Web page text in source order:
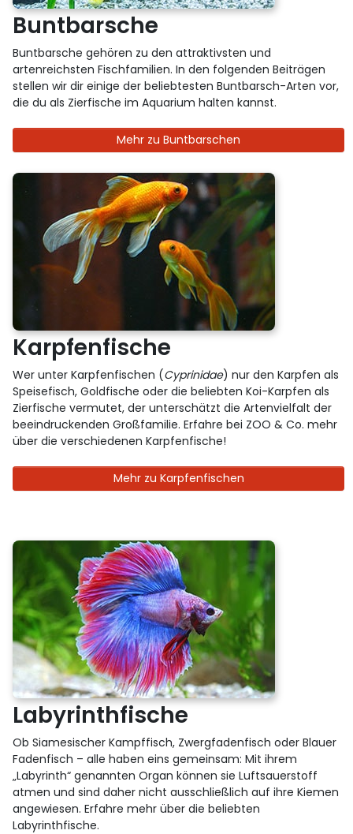
Buntbarsche
Buntbarsche gehören zu den attraktivsten und
artenreichsten Fischfamilien. In den folgenden Beiträgen
stellen wir dir einige der beliebtesten Buntbarsch-Arten vor,
die du als Zierfische im Aquarium halten kannst.
Mehr zu Buntbarschen
Karpfenfische
Wer unter Karpfenfischen (Cyprinidae) nur den Karpfen als
Speisefisch, Goldfische oder die beliebten Koi-Karpfen als
Zierfische vermutet, der unterschätzt die Artenvielfalt der
beeindruckenden Großfamilie. Erfahre bei ZOO & Co. mehr
über die verschiedenen Karpfenfische!
Mehr zu Karpfenfischen
Labyrinthfische
Ob Siamesischer Kampffisch, Zwergfadenfisch oder Blauer
Fadenfisch – alle haben eins gemeinsam: Mit ihrem
„Labyrinth“ genannten Organ können sie Luftsauerstoff
atmen und sind daher nicht ausschließlich auf ihre Kiemen
angewiesen. Erfahre mehr über die beliebten
Labyrinthfische.